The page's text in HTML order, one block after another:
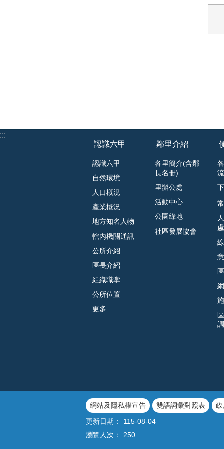
:::
認識六甲
認識六甲
自然環境
人口概況
產業概況
地方知名人物
轄內機關通訊
公所介紹
區長介紹
組織職掌
公所位置
更多...
鄰里介紹
各里簡介(含鄰
長名冊)
里辦公處
活動中心
公園綠地
社區發展協會
網站及隱私權宣告 雙語詞彙對照表
更新日期：
115-08-04
瀏覽人次：
250